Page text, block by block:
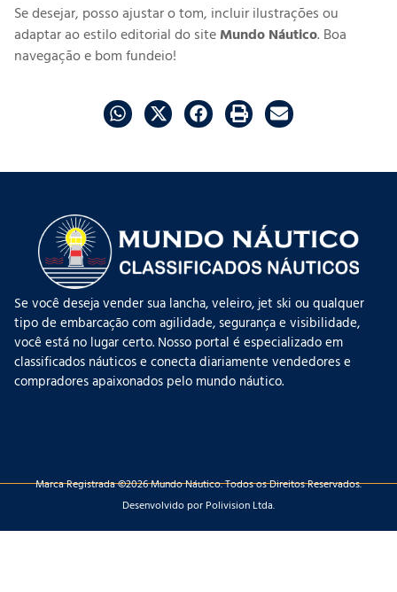
Se desejar, posso ajustar o tom, incluir ilustrações ou
adaptar ao estilo editorial do siteMundo Náutico. Boa
navegação e bom fundeio!
Se você deseja vender sua lancha, veleiro, jet ski ou qualquer
tipo de embarcação com agilidade, segurança e visibilidade,
você está no lugar certo. Nosso portal é especializado em
classificados náuticos e conecta diariamente vendedores e
compradores apaixonados pelo mundo náutico.
Marca Registrada ©2026 Mundo Náutico. Todos os Direitos Reservados.
Desenvolvido por Polivision Ltda.